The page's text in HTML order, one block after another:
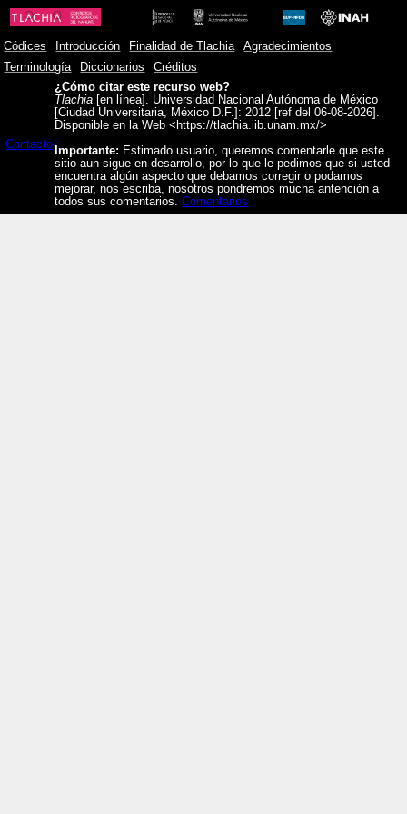
Códices Introducción Finalidad de Tlachia
Agradecimientos
Terminología
Diccionarios Créditos
Contacto
¿Cómo citar este recurso web?
Tlachia [en línea]. Universidad Nacional Autónoma de México
[Ciudad Universitaria, México D.F.]: 2012 [ref del 06-08-2026].
Disponible en la Web <https://tlachia.iib.unam.mx/>
Importante: Estimado usuario, queremos comentarle que este
sitio aun sigue en desarrollo, por lo que le pedimos que si usted
encuentra algún aspecto que debamos corregir o podamos
mejorar, nos escriba, nosotros pondremos mucha antención a
todos sus comentarios.Comentarios